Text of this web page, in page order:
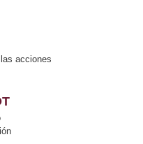
acciones